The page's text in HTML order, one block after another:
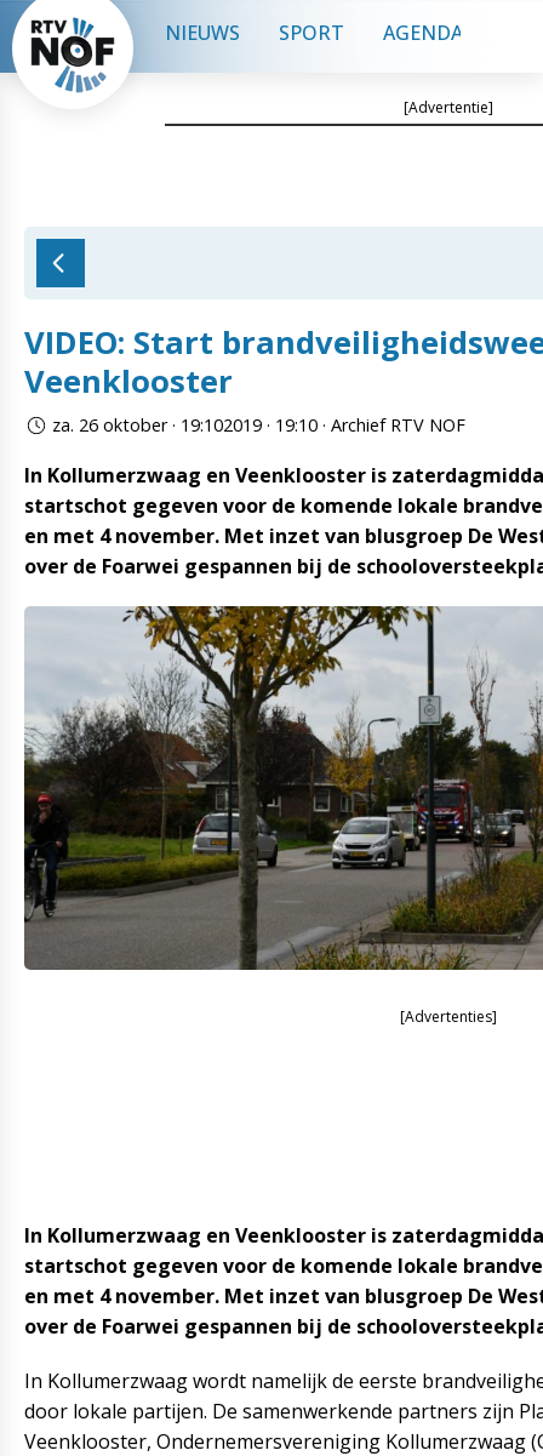
NIEUWS SPORT AGENDA
[Advertentie]
VIDEO: Start
Veenklooster
za. 26 oktober · 19:102019 · 19:10 · Archief RTV NOF
In Kollumerzwaag en Veenklooster is
startschot gegeven voor de komende lokale
en met 4 november. Met inzet van blusgroep De
over de Foarwei gespannen bij de
[Advertenties]
In Kollumerzwaag en Veenklooster is
startschot gegeven voor de komende lokale
en met 4 november. Met inzet van blusgroep De
over de Foarwei gespannen bij de
In Kollumerzwaag wordt namelijk de eerste
door lokale partijen. De samenwerkende partners zijn
Veenklooster, Ondernemersvereniging Kollumerzwaag